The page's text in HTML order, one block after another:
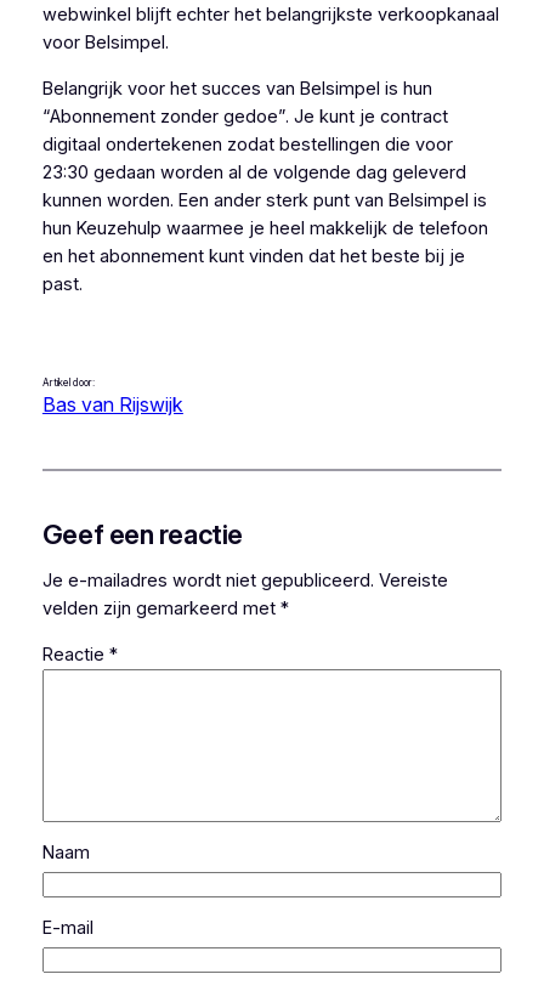
webwinkel blijft echter het belangrijkste verkoopkanaal
voor Belsimpel.
Belangrijk voor het succes van Belsimpel is hun
“Abonnement zonder gedoe”. Je kunt je contract
digitaal ondertekenen zodat bestellingen die voor
23:30 gedaan worden al de volgende dag geleverd
kunnen worden. Een ander sterk punt van Belsimpel is
hun Keuzehulp waarmee je heel makkelijk de telefoon
en het abonnement kunt vinden dat het beste bij je
past.
Artikel door:
Bas van Rijswijk
Geef een reactie
Je e-mailadres wordt niet gepubliceerd. Vereiste
velden zijn gemarkeerd met *
Reactie *
Naam
E-mail